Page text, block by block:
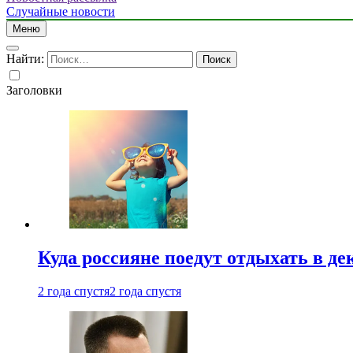
Случайные новости
Меню
Найти:
Заголовки
Куда россияне поедут отдыхать в
2 года спустя2 года спустя